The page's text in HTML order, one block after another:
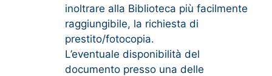
inoltrare alla Biblioteca più facilmente
raggiungibile, la richiesta di
prestito/fotocopia.
L’eventuale disponibilità del
documento presso una delle